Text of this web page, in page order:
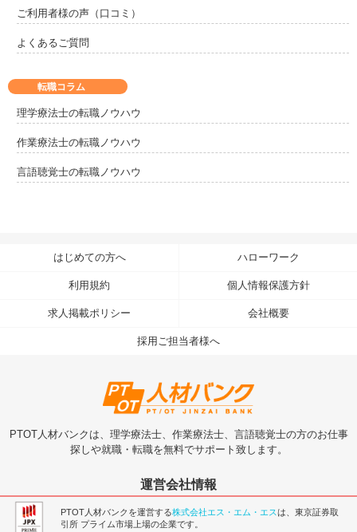
ご利用者様の声（口コミ）
よくあるご質問
転職コラム
理学療法士の転職ノウハウ
作業療法士の転職ノウハウ
言語聴覚士の転職ノウハウ
はじめての方へ ハローワーク
利用規約 個人情報保護方針
求人掲載ポリシー 会社概要
採用ご担当者様へ
PTOT人材バンクは、理学療法士、作業療法士、言語聴覚士の方のお仕事
探しや就職・転職を無料でサポート致します。
運営会社情報
PTOT人材バンクを運営する株式会社エス・エム・エスは、東京証券取
引所 プライム市場上場の企業です。